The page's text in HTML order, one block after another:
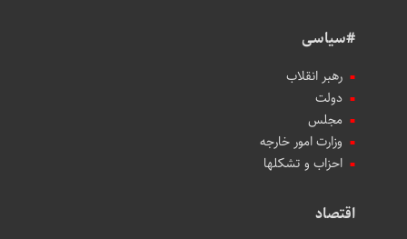
#سیاسی
رهبر انقلاب
دولت
مجلس
وزارت امور خارجه
احزاب و تشکلها
اقتصاد